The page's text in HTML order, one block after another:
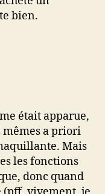
bien.
était apparue,
mêmes a priori
Mais
les fonctions
donc quand